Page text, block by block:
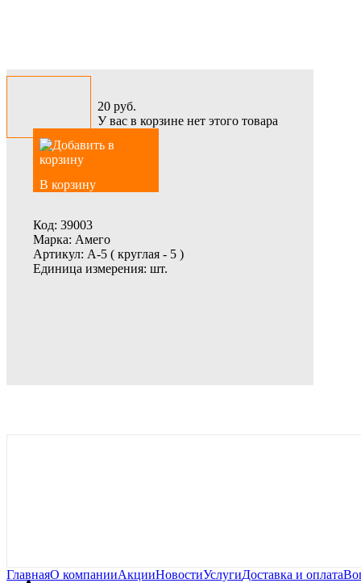
20 руб.
У вас в корзине нет этого товара
В корзину
Код: 39003
Марка: Амего
Артикул: А-5 ( круглая - 5 )
Единица измерения: шт.
ГлавнаяО компанииАкцииНовостиУслугиДоставка и оплата